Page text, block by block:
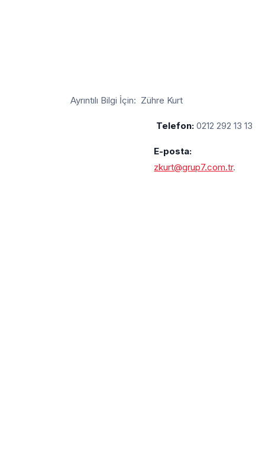
Ayrıntılı Bilgi İçin: Zühre Kurt
Telefon:0212 292 13 13
E-posta:
zkurt@grup7.com.tr.